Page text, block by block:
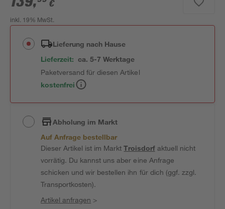
€
inkl. 19% MwSt.
Lieferung nach Hause
Lieferzeit: ca. 5-7 Werktage
Paketversand für diesen Artikel
kostenfrei
Abholung im Markt
Auf Anfrage bestellbar
Dieser Artikel ist im MarktTroisdorfaktuell nicht
vorrätig. Du kannst uns aber eine Anfrage
schicken und wir bestellen ihn für dich (ggf. zzgl.
Transportkosten).
Artikel anfragen >